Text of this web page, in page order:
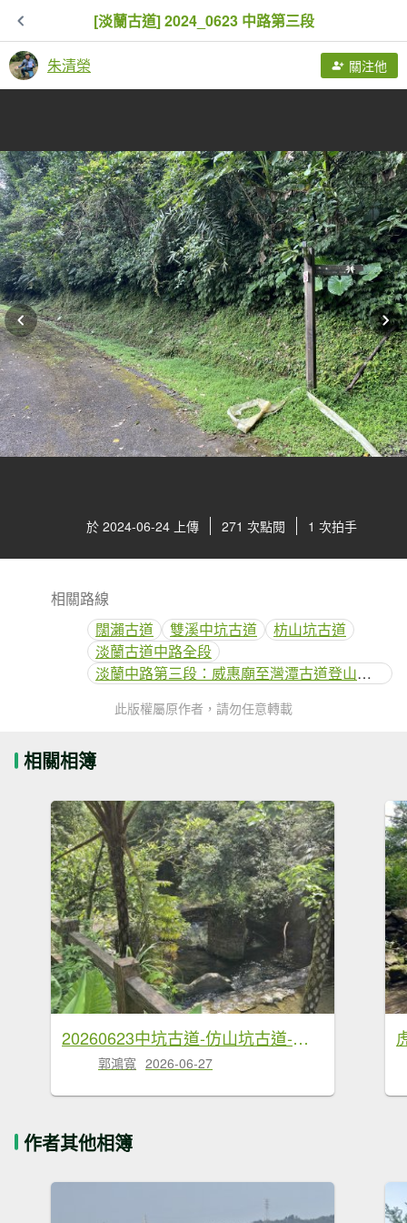
[淡蘭古道] 2024_0623 中路第三段
朱清榮 關注他
於 2024-06-24 上傳 271 次點閱 1 次拍手
相關路線
闊瀨古道
雙溪中坑古道
枋山坑古道
淡蘭古道中路全段
淡蘭中路第三段：威惠廟至灣潭古道登山口(闊瀨線)
此版權屬原作者，請勿任意轉載
相關相簿
20260623中坑古道-仿山坑古道-火燒寮古道徹退
郭鴻寬 2026-06-27
作者其他相簿